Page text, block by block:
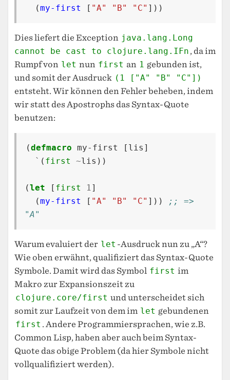
(my-first [ "A" "B" "C" ]))
Dies liefert die Exception java.lang.Long
cannot be cast to clojure.lang.IFn , da im
Rumpf von let nun first an 1 gebunden ist,
und somit der Ausdruck (1 ["A" "B" "C"])
entsteht. Wir können den Fehler beheben, indem
wir statt des Apostrophs das Syntax-Quote
benutzen:
(defmacro my-first [ lis ]
` ( first ~lis ))
(let [ first 1 ]
(my-first [ "A" "B" "C" ]))
;; =>
"A"
Warum evaluiert der let -Ausdruck nun zu „A“?
Wie oben erwähnt, qualifiziert das Syntax-Quote
Symbole. Damit wird das Symbol first im
Makro zur Expansionszeit zu
clojure.core/first und unterscheidet sich
somit zur Laufzeit von dem im let gebundenen
first . Andere Programmiersprachen, wie z.B.
Common Lisp, haben aber auch beim Syntax-
Quote das obige Problem (da hier Symbole nicht
vollqualifiziert werden).